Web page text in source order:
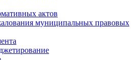
актов
муниципальных правовых